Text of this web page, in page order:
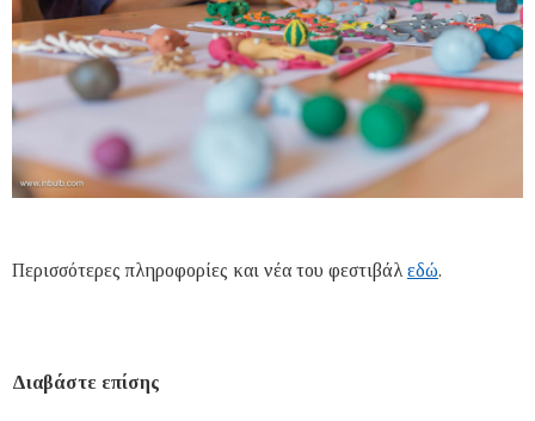
Περισσότερες πληροφορίες και νέα του φεστιβάλ εδώ.
Διαβάστε επίσης